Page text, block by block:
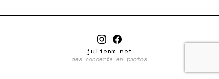
julienm.net
des concerts en photos